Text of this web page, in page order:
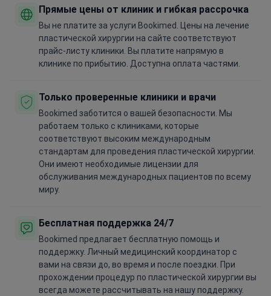
Прямые цены от клиник и гибкая рассрочка
Вы не платите за услуги Bookimed. Цены на лечение
пластической хирургии на сайте соответствуют
прайс-листу клиники. Вы платите напрямую в
клинике по прибытию. Доступна оплата частями.
Только проверенные клиники и врачи
Bookimed заботится о вашей безопасности. Мы
работаем только с клиниками, которые
соответствуют высоким международным
стандартам для проведения пластической хирургии.
Они имеют необходимые лицензии для
обслуживания международных пациентов по всему
миру.
Бесплатная поддержка 24/7
Bookimed предлагает бесплатную помощь и
поддержку. Личный медицинский координатор с
вами на связи до, во время и после поездки. При
прохождении процедур по пластической хирургии вы
всегда можете рассчитывать на нашу поддержку.